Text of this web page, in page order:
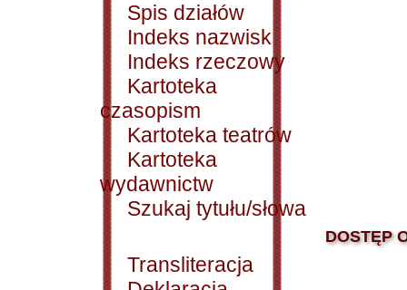
Spis działów
Indeks nazwisk
Indeks rzeczowy
Kartoteka
czasopism
Kartoteka teatrów
Kartoteka
wydawnictw
Szukaj tytułu/słowa
Transliteracja
DOSTĘP